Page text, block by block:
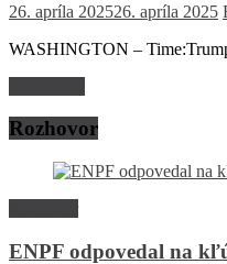
26. apríla 202526. apríla 2025
WASHINGTON –
Rozhovor
ENPF odpovedal na